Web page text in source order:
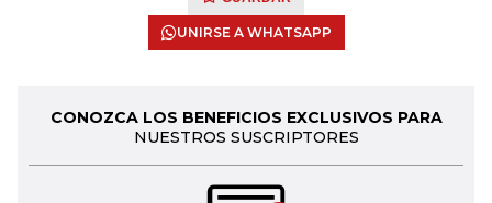
UNIRSE A WHATSAPP
CONOZCA LOS BENEFICIOS EXCLUSIVOS PARA
NUESTROS SUSCRIPTORES